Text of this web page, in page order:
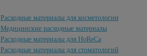
Расходные материалы для косметологии
Медицинские расходные материалы
Расходные материалы для HoReCa
Расходные материалы для стоматологий